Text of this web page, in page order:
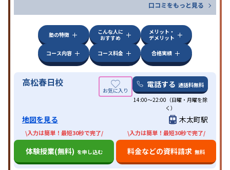
口コミをもっと見る
塾の特徴
こんな人に
おすすめ
メリット・
デメリット
コース内容
コース料金 合格実績
高松春日校 電話する 通話料無料
14:00〜22:00（日曜・月曜を除
く）
地図を見る 木太町駅
\入力は簡単！最短30秒で完了/
体験授業(無料) を申し込む
\入力は簡単！最短30秒で完了/
料金などの資料請求 無料